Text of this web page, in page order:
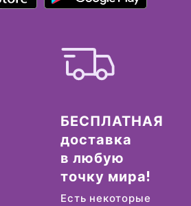
БЕСПЛАТНАЯ
доставка
в любую
точку мира!
Есть некоторые